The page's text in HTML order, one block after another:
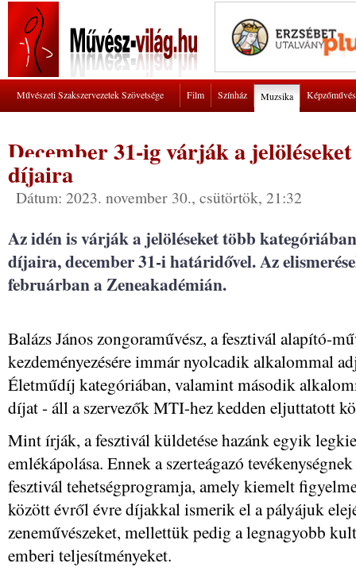
Művészeti Szakszervezetek Szövetsége Film Színház Muzsika
December 31-ig várják a
díjaira
Dátum: 2023. november 30., csütörtök, 21:32
Az idén is várják a jelöléseket több
díjaira, december 31-i határidővel. Az
februárban a Zeneakadémián.
Balázs János zongoraművész, a fesztivál alapító-
kezdeményezésére immár nyolcadik alkalommal
Életműdíj kategóriában, valamint második
díjat - áll a szervezők MTI-hez kedden eljuttatott
Mint írják, a fesztivál küldetése hazánk egyik
emlékápolása. Ennek a szerteágazó
fesztivál tehetségprogramja, amely kiemelt
között évről évre díjakkal ismerik el a pályájuk
zeneművészeket, mellettük pedig a legnagyobb
emberi teljesítményeket.